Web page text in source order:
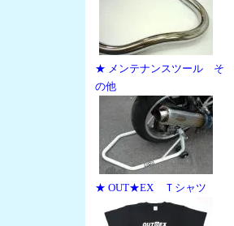
★ メンテナンスツール そ
の他
★ OUT★EX Ｔシャツ